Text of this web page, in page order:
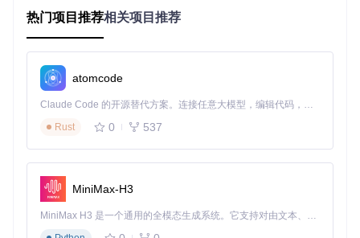
    }),
不同于传统SDK简单返回错误码的做法，本SDK将错误类型细
分为网络错误、认证错误、业务错误等类别，并提供详细的错
误描述与解决方案建议。开发者可通过类型断言快速定位问题
根源，大幅提升调试效率。
模块化API设计
采用领域驱动的模块化设计，将企业微信功能划分为消息推
送、部门管理、用户管理、客户联系等独立模块。每个模块提
供清晰的接口边界，既保证了功能完整性，又避免了单体SDK
的臃肿问题。
热门项目推荐相关项目推荐
atomcode
Claude Code 的开源替代方案。连接任意大模型，编辑代码，运行命令，自动验证 — 全自动执行。用 Rust 构建，极致性能。 ｜ An open-source alternative to Claude Code. Connect any LLM, edit code, run commands, and verify changes — autonomously. Built in Rust for speed. Get Started
Rust
0 537
MiniMax-H3
MiniMax H3 是一个通用的全模态生成系统。它支持对由文本、图像、视频和音频组成的多模态上下文进行统一理解，并能生成分辨率高达 2K、时长可达 15 秒的带原生立体声音频的视频。得益于面向任务泛化的系统设计，H3 在预训练阶段就已具备广泛的多模态上下文理解与生成能力，能够出色地执行复杂的多模态指令。